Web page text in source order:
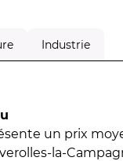
Industrie
un prix
la-